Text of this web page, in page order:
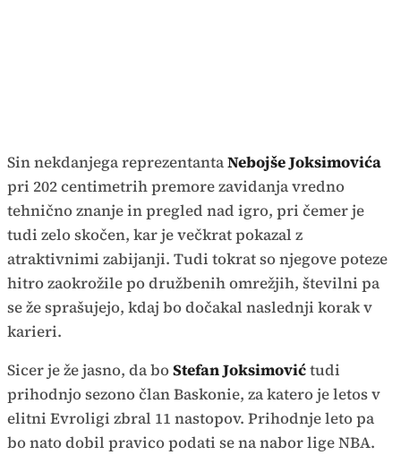
Sin nekdanjega reprezentantaNebojše Joksimovića
pri 202 centimetrih premore zavidanja vredno
tehnično znanje in pregled nad igro, pri čemer je
tudi zelo skočen, kar je večkrat pokazal z
atraktivnimi zabijanji. Tudi tokrat so njegove poteze
hitro zaokrožile po družbenih omrežjih, številni pa
se že sprašujejo, kdaj bo dočakal naslednji korak v
karieri.
Sicer je že jasno, da boStefan Joksimovićtudi
prihodnjo sezono član Baskonie, za katero je letos v
elitni Evroligi zbral 11 nastopov. Prihodnje leto pa
bo nato dobil pravico podati se na nabor lige NBA.